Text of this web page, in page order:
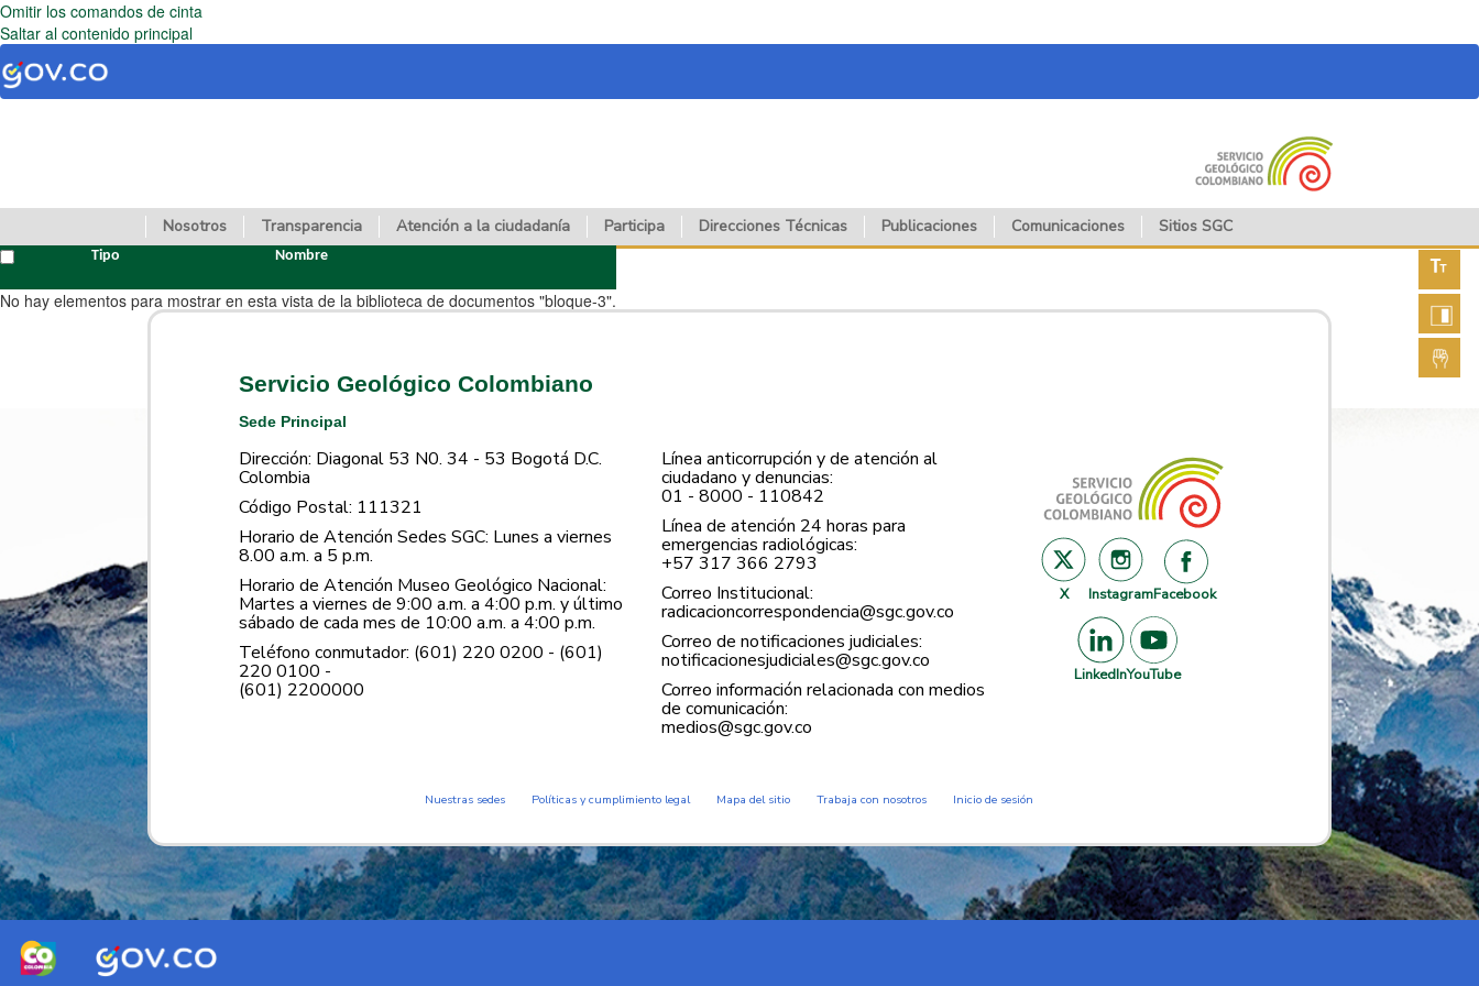
Omitir los comandos de cinta
Saltar al contenido principal
Nosotros Transparencia Atención a la ciudadanía Participa Direcciones Técnicas Publicaciones Comunicaciones Sitios SGC
fuente
Tipo Nombre
No hay elementos para mostrar en esta vista de la biblioteca de documentos "bloque-3".
Servicio Geológico Colombiano
Sede Principal
Dirección: Diagonal 53 N0. 34 - 53 Bogotá D.C.
Colombia
Código Postal: 111321
Horario de Atención Sedes SGC: Lunes a viernes
8.00 a.m. a 5 p.m.
Horario de Atención Museo Geológico Nacional:
Martes a viernes de 9:00 a.m. a 4:00 p.m. y último
sábado de cada mes de 10:00 a.m. a 4:00 p.m.
Teléfono conmutador: (601) 220 0200 - (601)
220 0100 -
(601) 2200000
Línea anticorrupción y de atención al
ciudadano y denuncias:
01 - 8000 - 110842
Línea de atención 24 horas para
emergencias radiológicas:
+57 ​317 366 2793
Correo Institucional:
radicacioncorrespondencia@sgc.gov.co
Correo de notificaciones judiciales:
notificacionesjudiciales@sgc.gov.co
Correo información relacionada con medios
de comunicación:
medios@sgc.gov.co
X InstagramFacebook
LinkedInYouTube
Nuestras sedes Políticas y cumplimiento legal Mapa del sitio Trabaja con nosotros Inicio de sesión